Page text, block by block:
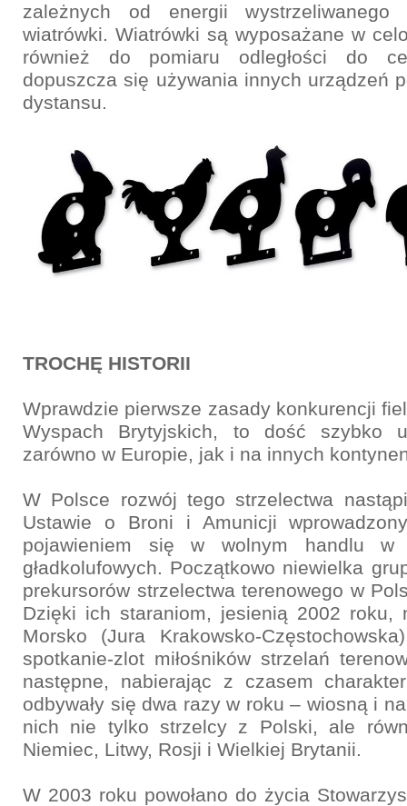
zależnych od energii
wiatrówki. Wiatrówki są wyposażane w
również do pomiaru odległości do
dopuszcza się używania innych urządzeń
dystansu.
TROCHĘ HISTORII
Wprawdzie pierwsze zasady konkurencji
Wyspach Brytyjskich, to dość szybko
zarówno w Europie, jak i na innych
W Polsce rozwój tego strzelectwa
Ustawie o Broni i Amunicji
pojawieniem się w wolnym handlu w
gładkolufowych. Początkowo niewielka
prekursorów strzelectwa terenowego w
Dzięki ich staraniom, jesienią 2002 roku,
Morsko (Jura Krakowsko-
spotkanie-zlot miłośników strzelań
następne, nabierając z czasem
odbywały się dwa razy w roku – wiosną i
nich nie tylko strzelcy z Polski, ale
Niemiec, Litwy, Rosji i Wielkiej Brytanii.
W 2003 roku powołano do życia